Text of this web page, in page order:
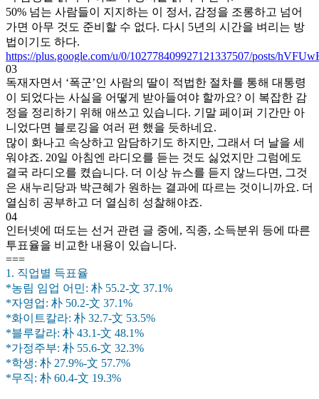
50% 넘는 사람들이 지지하는 이 정서, 감정을 조롱하고 넘어
가면 아무 것도 준비할 수 없다. 다시 5년의 시간을 벼리는 방
법이기도 하다.
https://plus.google.com/u/0/102778409927121337507/posts/
03
독재자면서 ‘폭군’인 사람의 딸이 적법한 절차를 통해 대통령
이 되었다는 사실을 어떻게 받아들여야 할까요? 이 복잡한 감
정을 정리하기 위해 애쓰고 있습니다. 기말 페이퍼 기간만 아
니었다면 블로깅을 여러 편 했을 듯하네요.
많이 화나고 속상하고 암담하기도 하지만, 그래서 더 날을 세
워야죠. 20일 아침엔 라디오를 듣는 것도 싫었지만 그럼에도
결국 라디오를 켰습니다. 더 이상 뉴스를 듣지 않느다면, 그것
은 새누리당과 박근혜가 원하는 결과에 따르는 것이니까요. 더
열심히 공부하고 더 열심히 성찰해야죠.
04
인터넷에 떠도는 선거 관련 글 중에, 직종, 소득분위 등에 따른
투표율을 비교한 내용이 있습니다.
===
‎1. 직업별 득표율
*농림 임업 어민: 朴 55.2-文 37.1%
*자영업: 朴 50.2-文 37.1%
*화이트칼라: 朴 32.7-文 53.5%
*블루칼라: 朴 43.1-文 48.1%
*가정주부: 朴 55.6-文 32.3%
*학생: 朴 27.9%-文 57.7%
*무직: 朴 60.4-文 19.3%